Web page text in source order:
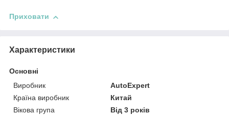
Приховати
Характеристики
Основні
Виробник
AutoExpert
Країна виробник
Китай
Вікова група
Від 3 років